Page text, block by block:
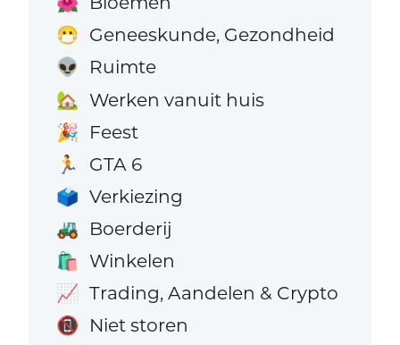
😷 Geneeskunde, Gezondheid
👽 Ruimte
🏡 Werken vanuit huis
🎉 Feest
🏃 GTA 6
🗳️ Verkiezing
🚜 Boerderij
🛍️ Winkelen
📈 Trading, Aandelen & Crypto
📵 Niet storen